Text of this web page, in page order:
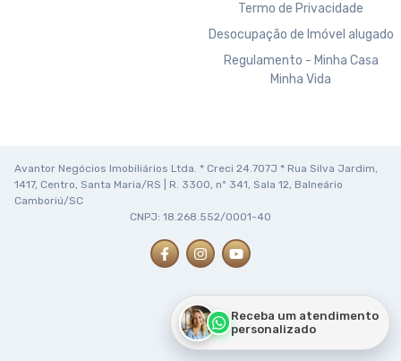
Termo de Privacidade
Desocupação de Imóvel alugado
Regulamento - Minha Casa
Minha Vida
Avantor Negócios Imobiliários Ltda. * Creci 24.707J * Rua Silva Jardim,
1417, Centro, Santa Maria/RS | R. 3300, nº 341, Sala 12, Balneário
Camboriú/SC
CNPJ: 18.268.552/0001-40
Receba um atendimento
personalizado